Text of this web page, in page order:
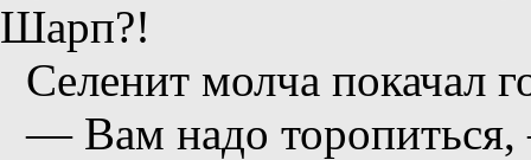
Шарп?!
Селенит молча покачал
— Вам надо